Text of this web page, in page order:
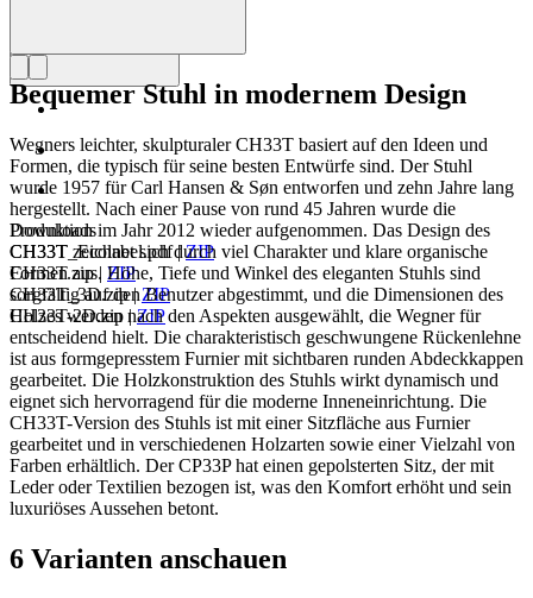
Downloads
CH33T_Ecolabel.pdf|ZIP
CH33T.zip| ZIP
CH33T_3D.zip|ZIP
CH33T-2D.zip|ZIP
Bequemer Stuhl in modernem Design
Wegners leichter, skulpturaler CH33T basiert auf den Ideen und
Formen, die typisch für seine besten Entwürfe sind. Der Stuhl
wurde 1957 für Carl Hansen & Søn entworfen und zehn Jahre lang
hergestellt. Nach einer Pause von rund 45 Jahren wurde die
Produktion im Jahr 2012 wieder aufgenommen. Das Design des
CH33T zeichnet sich durch viel Charakter und klare organische
Formen aus. Höhe, Tiefe und Winkel des eleganten Stuhls sind
sorgfältig auf den Benutzer abgestimmt, und die Dimensionen des
Holzes werden nach den Aspekten ausgewählt, die Wegner für
entscheidend hielt. Die charakteristisch geschwungene Rückenlehne
ist aus formgepresstem Furnier mit sichtbaren runden Abdeckkappen
gearbeitet. Die Holzkonstruktion des Stuhls wirkt dynamisch und
eignet sich hervorragend für die moderne Inneneinrichtung. Die
CH33T-Version des Stuhls ist mit einer Sitzfläche aus Furnier
gearbeitet und in verschiedenen Holzarten sowie einer Vielzahl von
Farben erhältlich. Der CP33P hat einen gepolsterten Sitz, der mit
Leder oder Textilien bezogen ist, was den Komfort erhöht und sein
luxuriöses Aussehen betont.
6 Varianten anschauen